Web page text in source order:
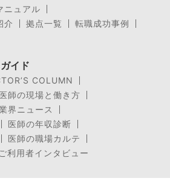
ニュアル
介
拠点一覧
転職成功事例
イド
COLUMN
医師の現場と働き方
界ニュース
医師の年収診断
医師の職場カルテ
利用者インタビュー